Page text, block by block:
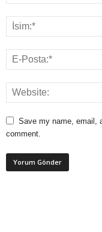
Save my name, email,
comment.